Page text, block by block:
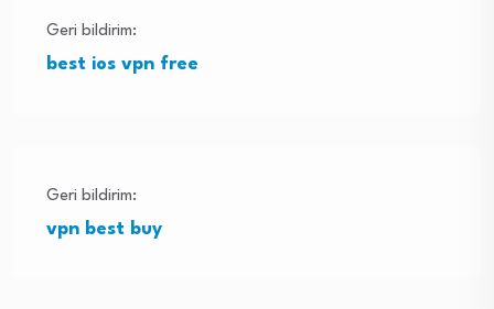
Geri bildirim:
best ios vpn free
Geri bildirim:
vpn best buy